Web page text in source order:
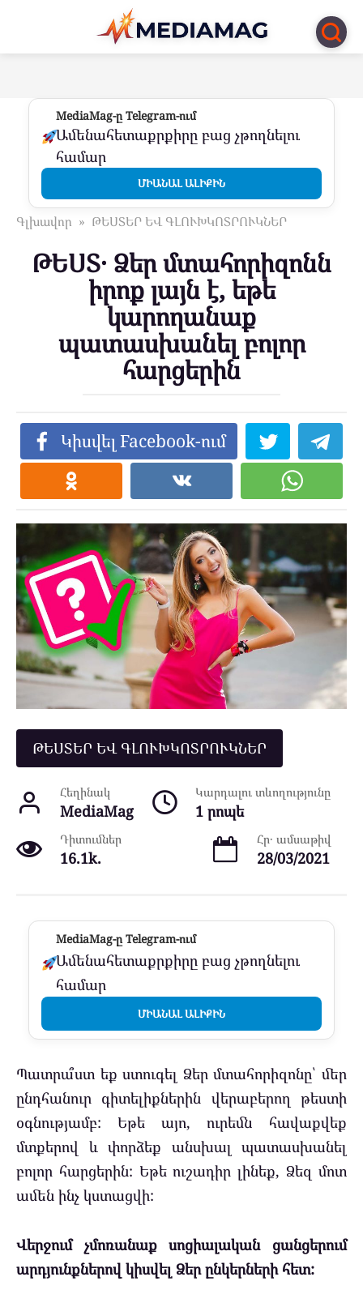
Перейти
контенту
MediaMag-ը Telegram-ում
Ամենահետաքրքիրը բաց չթողնելու
համար
ՄԻԱՆԱԼ ԱԼԻՔԻՆ
Գլխավոր » ԹԵՍՏԵՐ ԵՎ ԳԼՈՒԽԿՈՏՐՈՒԿՆԵՐ
ԹԵՍՏ․ Ձեր մտահորիզոնն
իրոք լայն է, եթե
կարողանաք
պատասխանել բոլոր
հարցերին
Կիսվել Facebook-ում
ԹԵՍՏԵՐ ԵՎ ԳԼՈՒԽԿՈՏՐՈՒԿՆԵՐ
Հեղինակ
MediaMag
Կարդալու տևողությունը
1 րոպե
Դիտումներ
16.1k.
Հր․ ամսաթիվ
28/03/2021
MediaMag-ը Telegram-ում
Ամենահետաքրքիրը բաց չթողնելու
համար
ՄԻԱՆԱԼ ԱԼԻՔԻՆ
Պատրա՞ստ եք ստուգել Ձեր մտահորիզոնը՝ մեր
ընդհանուր գիտելիքներին վերաբերող թեստի
օգնությամբ: Եթե այո, ուրեմն հավաքվեք
մտքերով և փորձեք անսխալ պատասխանել
բոլոր հարցերին: Եթե ուշադիր լինեք, Ձեզ մոտ
ամեն ինչ կստացվի:
Վերջում չմոռանաք սոցիալական ցանցերում
արդյունքներով կիսվել Ձեր ընկերների հետ: